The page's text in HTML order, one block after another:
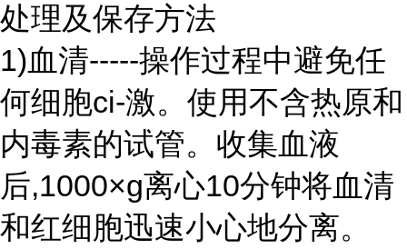
处理及保存方法
1)血清-----操作过程中避免任
何细胞ci-激。使用不含热原和
内毒素的试管。收集血液
后,1000×g离心10分钟将血清
和红细胞迅速小心地分离。